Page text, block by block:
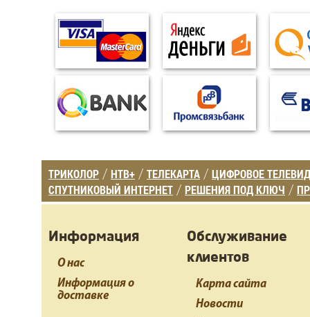
ТРИКОЛОР / НТВ+ / ТЕЛЕКАРТА / ЦИФРОВОЕ
СПУТНИКОВЫЙ ИНТЕРНЕТ / РЕШЕНИЯ ПОД КЛЮЧ /
Информация
О нас
Информация о
доставке
Обслуживание
клиентов
Карта сайта
Новости